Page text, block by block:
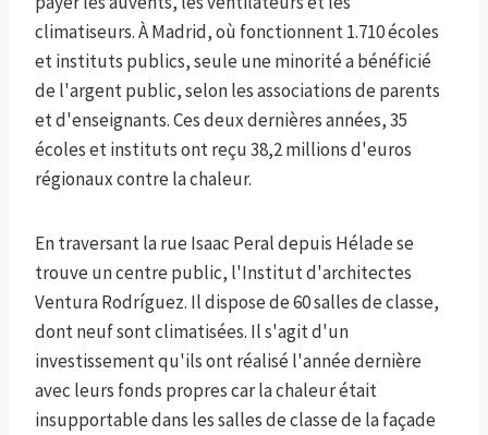
climatiseurs. À Madrid, où fonctionnent 1.710 écoles
et instituts publics, seule une minorité a bénéficié
de l'argent public, selon les associations de parents
et d'enseignants. Ces deux dernières années, 35
écoles et instituts ont reçu 38,2 millions d'euros
régionaux contre la chaleur.
En traversant la rue Isaac Peral depuis Hélade se
trouve un centre public, l'Institut d'architectes
Ventura Rodríguez. Il dispose de 60 salles de classe,
dont neuf sont climatisées. Il s'agit d'un
investissement qu'ils ont réalisé l'année dernière
avec leurs fonds propres car la chaleur était
insupportable dans les salles de classe de la façade